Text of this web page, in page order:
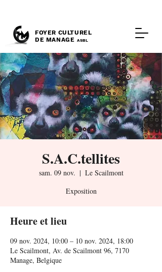
FOYER CULTUREL
DE MANAGE ASBL
S.A.C.tellites
sam. 09 nov.
  |
Le Scailmont
Exposition
Heure et lieu
09 nov. 2024, 10:00 – 10 nov. 2024, 18:00
Le Scailmont, Av. de Scailmont 96, 7170
Manage, Belgique